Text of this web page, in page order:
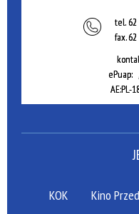
tel.62
fax.62
ePuap:
AE:PL-
KOK Kino